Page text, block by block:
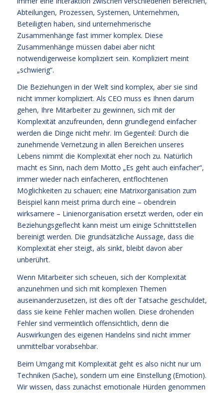
Abteilungen, Prozessen, Systemen, Unternehmen,
Beteiligten haben, sind unternehmerische
Zusammenhänge fast immer komplex. Diese
Zusammenhänge müssen dabei aber nicht
notwendigerweise kompliziert sein. Kompliziert meint
„schwierig“.
Die Beziehungen in der Welt sind komplex, aber sie sind
nicht immer kompliziert. Als CEO muss es Ihnen darum
gehen, Ihre Mitarbeiter zu gewinnen, sich mit der
Komplexität anzufreunden, denn grundlegend einfacher
werden die Dinge nicht mehr. Im Gegenteil: Durch die
zunehmende Vernetzung in allen Bereichen unseres
Lebens nimmt die Komplexität eher noch zu. Natürlich
macht es Sinn, nach dem Motto „Es geht auch einfacher“,
immer wieder nach einfacheren, entflochtenen
Möglichkeiten zu schauen; eine Matrixorganisation zum
Beispiel kann meist prima durch eine – obendrein
wirksamere – Linienorganisation ersetzt werden, oder ein
Beziehungsgeflecht kann meist um einige Schnittstellen
bereinigt werden. Die grundsätzliche Aussage, dass die
Komplexität eher steigt, als sinkt, bleibt davon aber
unberührt.
Wenn Mitarbeiter sich scheuen, sich der Komplexität
anzunehmen und sich mit komplexen Themen
auseinanderzusetzen, ist dies oft der Tatsache geschuldet,
dass sie keine Fehler machen wollen. Diese drohenden
Fehler sind vermeintlich offensichtlich, denn die
Auswirkungen des eigenen Handelns sind nicht immer
unmittelbar vorabsehbar.
Beim Umgang mit Komplexität geht es also nicht nur um
Techniken (Sache), sondern um eine Einstellung (Emotion).
Wir wissen, dass zunächst emotionale Hürden genommen